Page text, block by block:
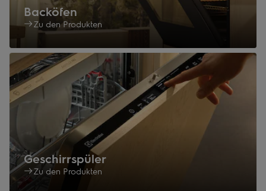
Backöfen
Zu den Produkten
Geschirrspüler
Zu den Produkten